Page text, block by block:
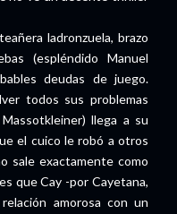
ladronzuela, brazo
(espléndido Manuel
deudas de juego.
todos sus problemas
llega a su
el cuico le robó a otros
sale exactamente como
que Cay -por Cayetana,
amorosa con un